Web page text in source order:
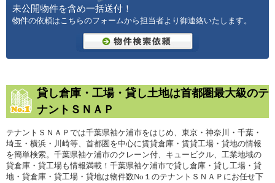
未公開物件を含め一括送付！
物件の依頼はこちらのフォームから担当者より御連絡いたします。
貸し倉庫・工場・貸し土地は首都圏最大級のテ
ナントＳＮＡＰ
テナントＳＮＡＰでは千葉県袖ケ浦市をはじめ、東京・神奈川・千葉・
埼玉・横浜・川崎等、首都圏を中心に賃貸倉庫・賃貸工場・貸地の情報
を簡単検索。千葉県袖ケ浦市のクレーン付、キュービクル、工業地域の
貸倉庫・貸工場も情報満載！千葉県袖ケ浦市で貸し倉庫・貸し工場・貸
地・貸倉庫・貸工場・貸地は物件数No１のテナントＳＮＡＰにお任せ下